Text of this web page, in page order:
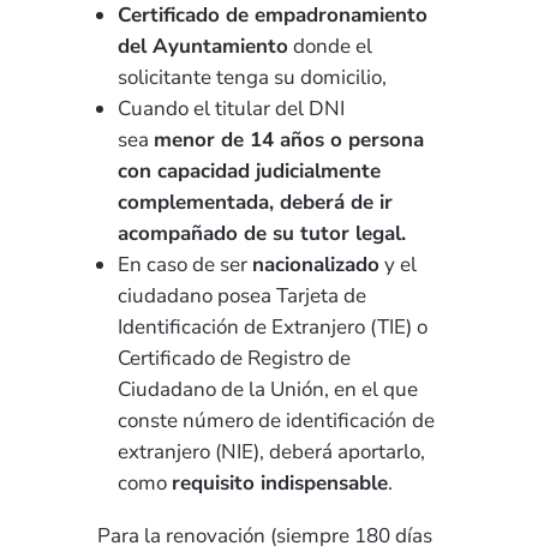
Certificado de empadronamiento
del Ayuntamiento donde el
solicitante tenga su domicilio,
Cuando el titular del DNI
sea menor de 14 años o persona
con capacidad judicialmente
complementada, deberá de ir
acompañado de su tutor legal.
En caso de ser nacionalizado y el
ciudadano posea Tarjeta de
Identificación de Extranjero (TIE) o
Certificado de Registro de
Ciudadano de la Unión, en el que
conste número de identificación de
extranjero (NIE), deberá aportarlo,
como requisito indispensable.
Para la renovación (siempre 180 días